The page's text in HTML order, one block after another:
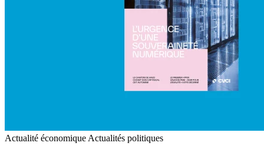
Actualité économique Actualités politiques